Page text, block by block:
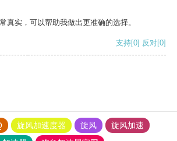
真实，可以帮助我做出更准确的选择。
支持[0] 反对[0]
旋风加速度器 旋风
旋风加速